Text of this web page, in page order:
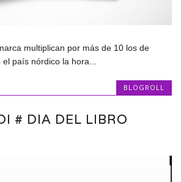
multiplican por más de 10 los de
país nórdico la hora...
BLOGROLL
# DIA DEL LIBRO